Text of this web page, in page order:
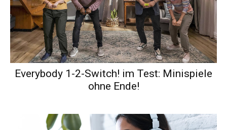
Everybody 1-2-Switch! im Test: Minispiele
ohne Ende!